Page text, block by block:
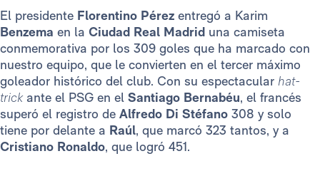
El presidente Florentino Pérez entregó a Karim
Benzema en la Ciudad Real Madrid una camiseta
conmemorativa por los 309 goles que ha marcado con
nuestro equipo, que le convierten en el tercer máximo
goleador histórico del club. Con su espectacular hat-
trickante el PSG en el Santiago Bernabéu, el francés
superó el registro de Alfredo Di Stéfano 308 y solo
tiene por delante a Raúl, que marcó 323 tantos, y a
Cristiano Ronaldo, que logró 451.